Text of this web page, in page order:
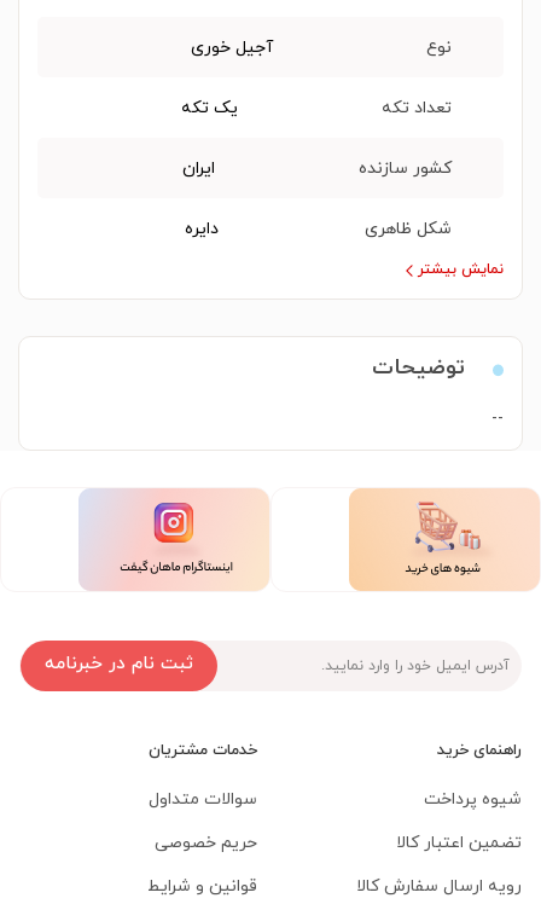
نوع آجیل خوری
تعداد تکه یک تکه
کشور سازنده ایران
شکل ظاهری دایره
نمایش بیشتر
توضیحات
--
ثبت نام در خبرنامه
راهنمای خرید
شیوه پرداخت
تضمین اعتبار کالا
رویه ارسال سفارش کالا
خدمات مشتریان
سوالات متداول
حریم خصوصی
قوانین و شرایط